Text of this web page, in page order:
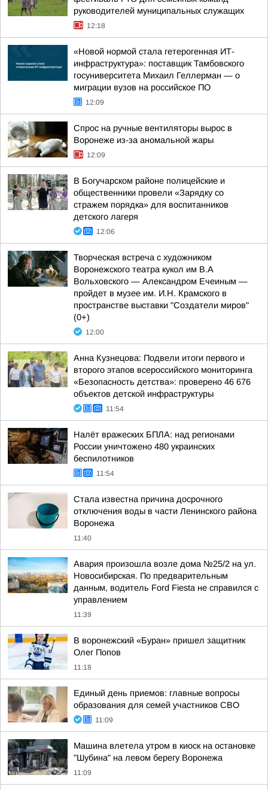
руководителей муниципальных служащих
12:18
«Новой нормой стала гетерогенная ИТ-
инфраструктура»: поставщик Тамбовского
госуниверситета Михаил Геллерман — о
миграции вузов на российское ПО
12:09
Спрос на ручные вентиляторы вырос в
Воронеже из-за аномальной жары
12:09
В Богучарском районе полицейские и
общественники провели «Зарядку со
стражем порядка» для воспитанников
детского лагеря
12:06
Творческая встреча с художником
Воронежского театра кукол им В.А
Вольховского — Александром Ечеиным —
пройдет в музее им. И.Н. Крамского в
пространстве выставки "Создатели миров"
(0+)
12:00
Анна Кузнецова: Подвели итоги первого и
второго этапов всероссийского мониторинга
«Безопасность детства»: проверено 46 676
объектов детской инфраструктуры
11:54
Налёт вражеских БПЛА: над регионами
России уничтожено 480 украинских
беспилотников
11:54
Стала известна причина досрочного
отключения воды в части Ленинского района
Воронежа
11:40
Авария произошла возле дома №25/2 на ул.
Новосибирская. По предварительным
данным, водитель Ford Fiesta не справился с
управлением
11:39
В воронежский «Буран» пришел защитник
Олег Попов
11:18
Единый день приемов: главные вопросы
образования для семей участников СВО
11:09
Машина влетела утром в киоск на остановке
"Шубина" на левом берегу Воронежа
11:09